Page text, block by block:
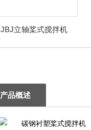
JBJ立轴桨式搅拌机
产品概述